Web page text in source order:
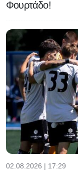
Φουρτάδο!
02.08.2026 | 17:29